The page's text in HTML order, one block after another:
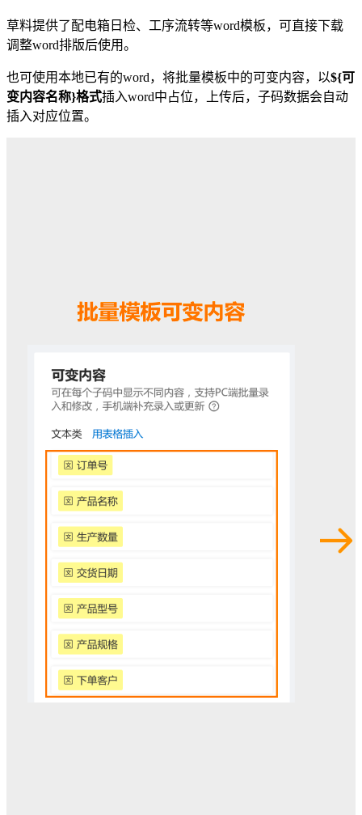
624
可下载word模板，自定义调整位置
插入字段代码后上传，子码内容会自动填入
使用此样式，批量制作
草料提供了配电箱日检、工序流转等word模板，可直接下载
调整word排版后使用。
也可使用本地已有的word，将批量模板中的可变内容，以${可
变内容名称}格式插入word中占位，上传后，子码数据会自动
插入对应位置。